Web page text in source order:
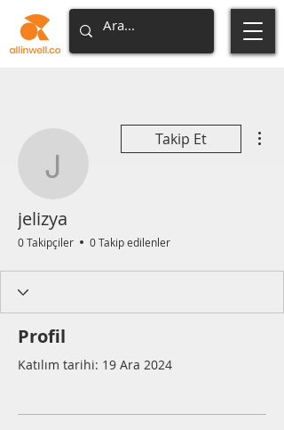
jelizya
Takip Et
jelizya
0 Takipçiler 0 Takip edilenler
Profil
Katılım tarihi: 19 Ara 2024